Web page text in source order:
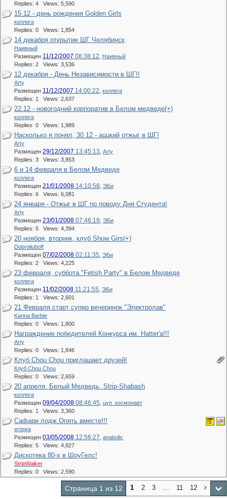
Replies: 4 Views: 5,590
15.12 - день рождения Golden Girls
коллега
Replies: 0 Views: 1,854
14 декабря открытие ШГ Челябинск
Наивный
Размещен 11/12/2007 08:38:12
Наивный
Replies: 2 Views: 3,536
12 декабря - День Независимости в ШГ!!
Arty
Размещен 11/12/2007 14:00:22 коллега
Replies: 1 Views: 2,637
22.12 - новогодний корпоратив в Белом медведе(+)
коллега
Replies: 0 Views: 1,989
Насколько я понял, 30.12 - аццкий отжыг в ШГ!
Arty
Размещен 29/12/2007 13:45:13 Arty
Replies: 3 Views: 3,853
6 и 14 февраля в Белом Медведе
коллега
Размещен 21/01/2008 14:10:58 ЭБи
Replies: 6 Views: 6,081
24 января - Отжыг в ШГ по поводу Дня Студента!
Arty
Размещен 23/01/2008 07:46:19 ЭБи
Replies: 5 Views: 4,394
20 ноября, вторник, клуб Show Girs(+)
Dobroliuboff
Размещен 07/02/2008 02:11:35 ЭБи
Replies: 2 Views: 4,225
23 февраля, суббота."Fetish Party" в Белом Медведе
коллега
Размещен 11/02/2008 11:21:55 ЭБи
Replies: 1 Views: 2,601
21 Февраля старт супер вечеринок "Электролав"
Karina Barbie
Replies: 0 Views: 1,800
Награждение победителей Конкурса им. Hatter'a!!!
Arty
Replies: 0 Views: 1,846
Клуб Chou Chou приглашает друзей!
Клуб Chou Chou
Replies: 0 Views: 2,659
20 апреля. Белый Медведь. Strip-Shabash
коллега
Размещен 09/04/2008 08:46:45 цуп_космонавт
Replies: 1 Views: 3,360
Сафари лодж.Опять вместе!!!
егорка
Размещен 03/05/2008 12:56:27 anabolic
Replies: 5 Views: 4,827
Дискотека 80-х в ШоуГелс!
StripWalker
Replies: 0 Views: 2,590
Страница 1 из 12 1 2 3 … 11 12